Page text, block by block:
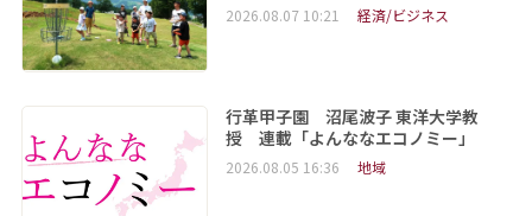
2026.08.07 10:21 経済/ビジネス
行革甲子園 沼尾波子 東洋大学教
授 連載「よんななエコノミー」
2026.08.05 16:36 地域